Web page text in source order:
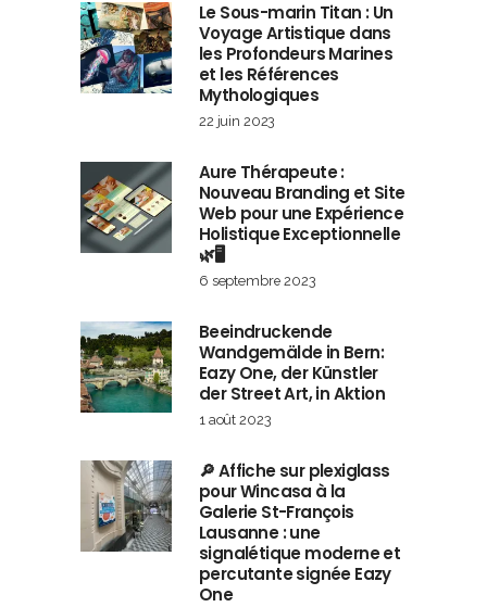
Le Sous-marin Titan : Un
Voyage Artistique dans
les Profondeurs Marines
et les Références
Mythologiques
22 juin 2023
Aure Thérapeute :
Nouveau Branding et Site
Web pour une Expérience
Holistique Exceptionnelle
🌿🖥️
6 septembre 2023
Beeindruckende
Wandgemälde in Bern:
Eazy One, der Künstler
der Street Art, in Aktion
1 août 2023
🔎 Affiche sur plexiglass
pour Wincasa à la
Galerie St-François
Lausanne : une
signalétique moderne et
percutante signée Eazy
One